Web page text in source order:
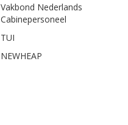
Vakbond Nederlands
Cabinepersoneel
TUI
NEWHEAP